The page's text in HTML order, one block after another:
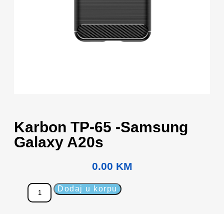
Karbon TP-65 -Samsung
Galaxy A20s
0.00 KM
Dodaj u korpu